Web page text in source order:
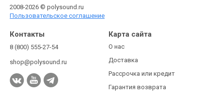
2008-2026 © polysound.ru
Пользовательское соглашение
Контакты
8 (800) 555-27-54
shop@polysound.ru
Карта сайта
О нас
Доставка
Рассрочка или кредит
Гарантия возврата